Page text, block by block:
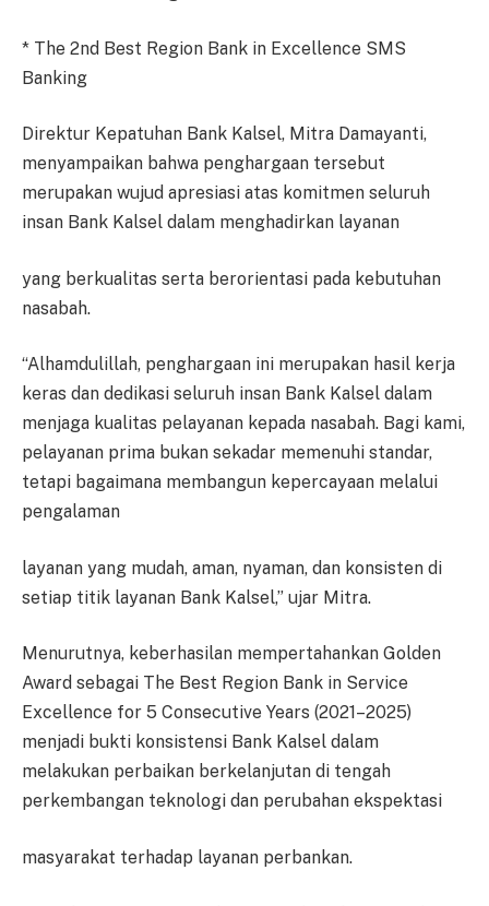
* The 2nd Best Region Bank in Excellence SMS
Banking
Direktur Kepatuhan Bank Kalsel, Mitra Damayanti,
menyampaikan bahwa penghargaan tersebut
merupakan wujud apresiasi atas komitmen seluruh
insan Bank Kalsel dalam menghadirkan layanan
yang berkualitas serta berorientasi pada kebutuhan
nasabah.
“Alhamdulillah, penghargaan ini merupakan hasil kerja
keras dan dedikasi seluruh insan Bank Kalsel dalam
menjaga kualitas pelayanan kepada nasabah. Bagi kami,
pelayanan prima bukan sekadar memenuhi standar,
tetapi bagaimana membangun kepercayaan melalui
pengalaman
layanan yang mudah, aman, nyaman, dan konsisten di
setiap titik layanan Bank Kalsel,” ujar Mitra.
Menurutnya, keberhasilan mempertahankan Golden
Award sebagai The Best Region Bank in Service
Excellence for 5 Consecutive Years (2021–2025)
menjadi bukti konsistensi Bank Kalsel dalam
melakukan perbaikan berkelanjutan di tengah
perkembangan teknologi dan perubahan ekspektasi
masyarakat terhadap layanan perbankan.